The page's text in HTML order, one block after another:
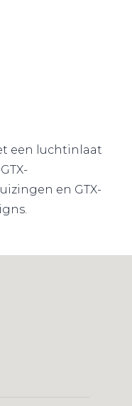
een luchtinlaat
en GTX-